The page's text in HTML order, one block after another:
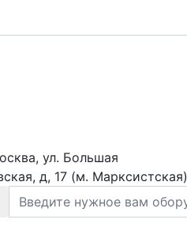
ул. Большая
д, 17 (м. Марксистская)